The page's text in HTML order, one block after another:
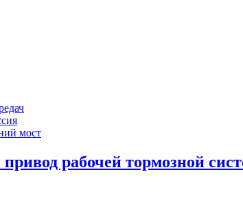
мост
рабочей тормозной